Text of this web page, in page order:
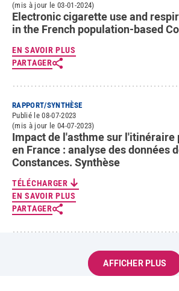
(mis à jour le 03-01-2024)
Electronic cigarette use and
in the French population-based
EN SAVOIR PLUS
PARTAGER
RAPPORT/SYNTHÈSE
Publié le 08-07-2023
(mis à jour le 04-07-2023)
Impact de l'asthme sur l'itinéraire
en France : analyse des données
Constances. Synthèse
TÉLÉCHARGER
EN SAVOIR PLUS
PARTAGER
AFFICHER PLUS